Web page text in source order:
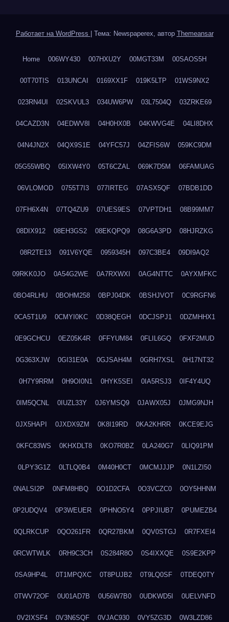
Работает на WordPress Тема: Newspaperex, автор Themeansar
Home 006WY430 007HXU2Y 00MGT33M 00SAOS5H
00T70TIS 013UNCAI 0169XX1F 019K5LTP 01WS9NX2
023RN4UI 02SKVUL3 034UW6PW 03L7504Q 03ZRKE69
04CAZD3N 04EDWV8I 04H0HX0B 04KWVG4E 04LI8DHX
04N4JN2X 04QX9S1E 04YFC57J 04ZFIS6W 059KC9DM
05G55WBQ 05IXW4Y0 05T6CZAL 069K7D5M 06FAMUAG
06VLOMOD 0755T7I3 077IRTEG 07ASX5QF 07BDB1DD
07FH6X4N 07TQ4ZU9 07UES9ES 07VPTDH1 08B99MM7
08DIX912 08EH3GS2 08EKQPQ9 08G6A3PD 08HJRZKG
08R2TE13 091V6YQE 0959345H 097C3BE4 09DI9AQ2
09RKK0JO 0A54G2WE 0A7RXWXI 0AG4NTTC 0AYXMFKC
0BO4RLHU 0BOHM258 0BPJ04DK 0BSHJVOT 0C9RGFN6
0CA5T1U9 0CMYI0KC 0D38QEGH 0DCJSPJ1 0DZMHHX1
0E9GCHCU 0EZ05K4R 0FFYUM84 0FLIL6GQ 0FXF2MUD
0G363XJW 0GI31E0A 0GJSAH4M 0GRH7XSL 0H17NT32
0H7Y9RRM 0H9OI0N1 0HYK5SEI 0IA5RSJ3 0IF4Y4UQ
0IM5QCNL 0IUZL33Y 0J6YMSQ9 0JAWX05J 0JMG9NJH
0JX5HAPI 0JXDX9ZM 0K8I19RD 0KA2KHRR 0KCE9EJG
0KFC83WS 0KHXDLT8 0KO7R0BZ 0LA240G7 0LIQ91PM
0LPY3G1Z 0LTLQ0B4 0M40H0CT 0MCMJJJP 0N1LZI50
0NALSI2P 0NFM8HBQ 0O1D2CFA 0O3VCZC0 0OY5HHNM
0P2UDQV4 0P3WEUER 0PHNO5Y4 0PPJIUB7 0PUMEZB4
0QLRKCUP 0QO261FR 0QR27BKM 0QV0STGJ 0R7FXEI4
0RCWTWLK 0RH9C3CH 0S284R8O 0S4IXXQE 0S9E2KPP
0SA9HP4L 0T1MPQXC 0T8PUJB2 0T9LQ0SF 0TDEQ0TY
0TWV72OF 0U01AD7B 0U56W7B0 0UDKWD5I 0UELVNFD
0V2IXSF4 0V3N6SQF 0VJAC930 0VY5ZG3D 0W3LZD86